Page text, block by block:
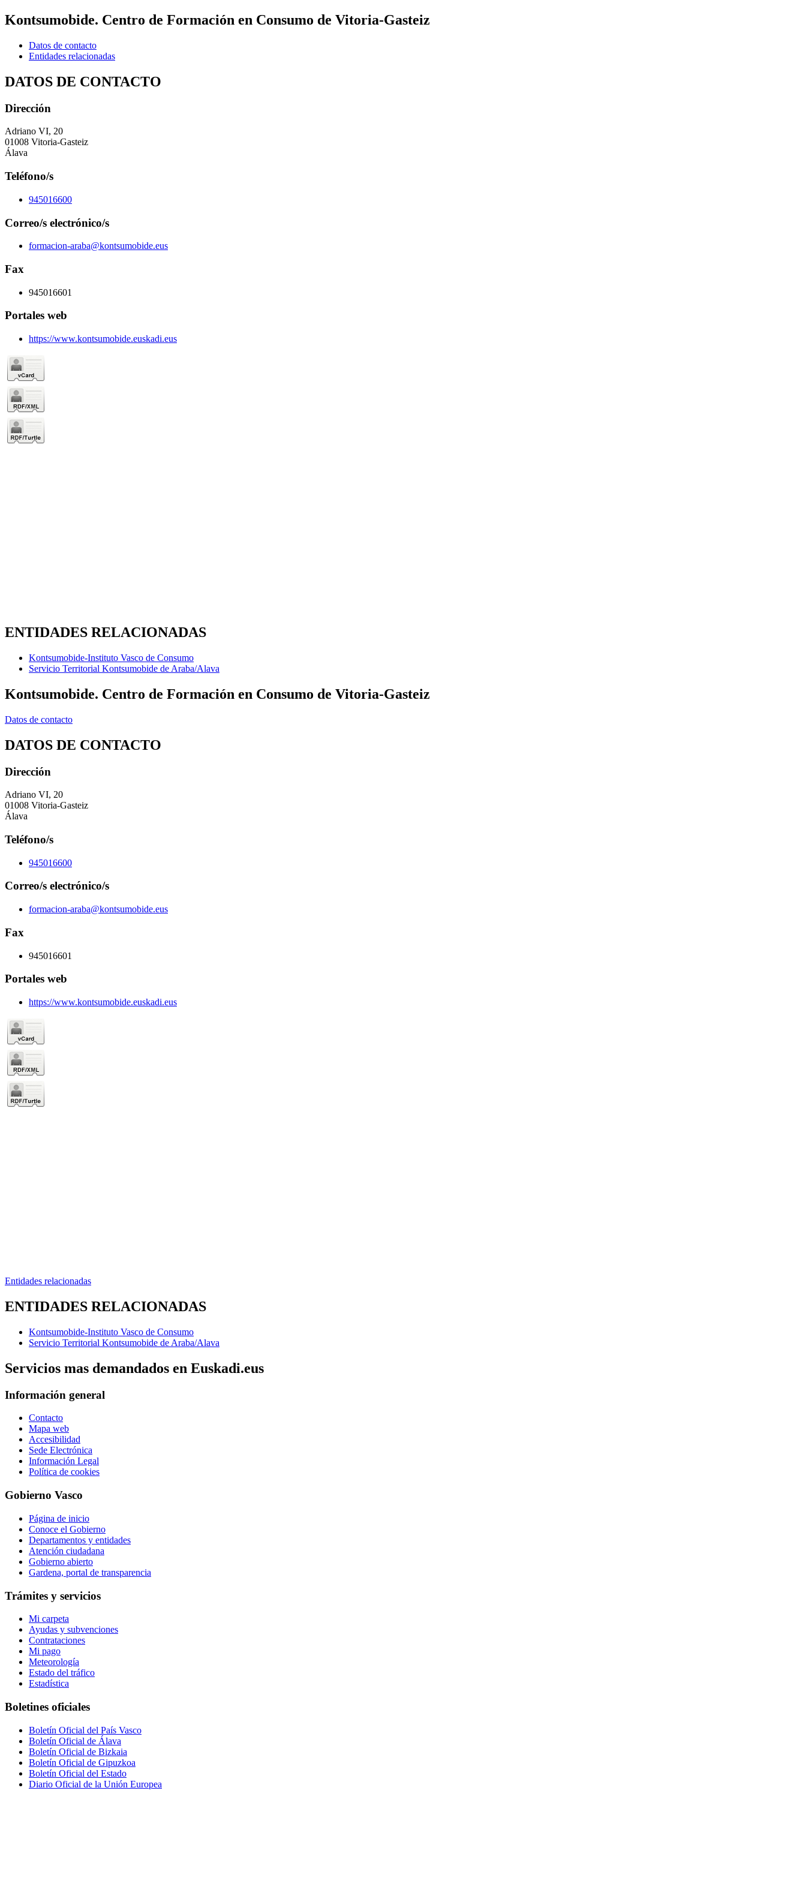
Kontsumobide. Centro de Formación en Consumo de Vitoria-Gasteiz
Datos de contacto
Entidades relacionadas
DATOS DE CONTACTO
Dirección
Adriano VI, 20
01008 Vitoria-Gasteiz
Álava
Teléfono/s
945016600
Correo/s electrónico/s
formacion-araba@kontsumobide.eus
Fax
945016601
Portales web
https://www.kontsumobide.euskadi.eus
ENTIDADES RELACIONADAS
Kontsumobide-Instituto Vasco de Consumo
Servicio Territorial Kontsumobide de Araba/Alava
Kontsumobide. Centro de Formación en Consumo de Vitoria-Gasteiz
Datos de contacto
DATOS DE CONTACTO
Dirección
Adriano VI, 20
01008 Vitoria-Gasteiz
Álava
Teléfono/s
945016600
Correo/s electrónico/s
formacion-araba@kontsumobide.eus
Fax
945016601
Portales web
https://www.kontsumobide.euskadi.eus
Entidades relacionadas
ENTIDADES RELACIONADAS
Kontsumobide-Instituto Vasco de Consumo
Servicio Territorial Kontsumobide de Araba/Alava
Servicios mas demandados en Euskadi.eus
Información general
Contacto
Mapa web
Accesibilidad
Sede Electrónica
Información Legal
Política de cookies
Gobierno Vasco
Página de inicio
Conoce el Gobierno
Departamentos y entidades
Atención ciudadana
Gobierno abierto
Gardena, portal de transparencia
Trámites y servicios
Mi carpeta
Ayudas y subvenciones
Contrataciones
Mi pago
Meteorología
Estado del tráfico
Estadística
Boletines oficiales
Boletín Oficial del País Vasco
Boletín Oficial de Álava
Boletín Oficial de Bizkaia
Boletín Oficial de Gipuzkoa
Boletín Oficial del Estado
Diario Oficial de la Unión Europea